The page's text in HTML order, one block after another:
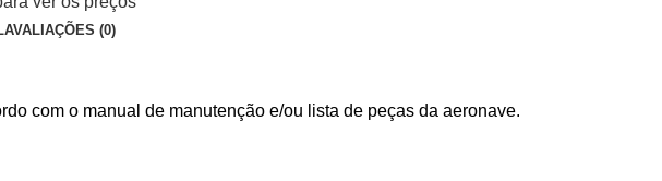
AVALIAÇÕES (0)
com o manual de manutenção e/ou lista de peças da aeronave.